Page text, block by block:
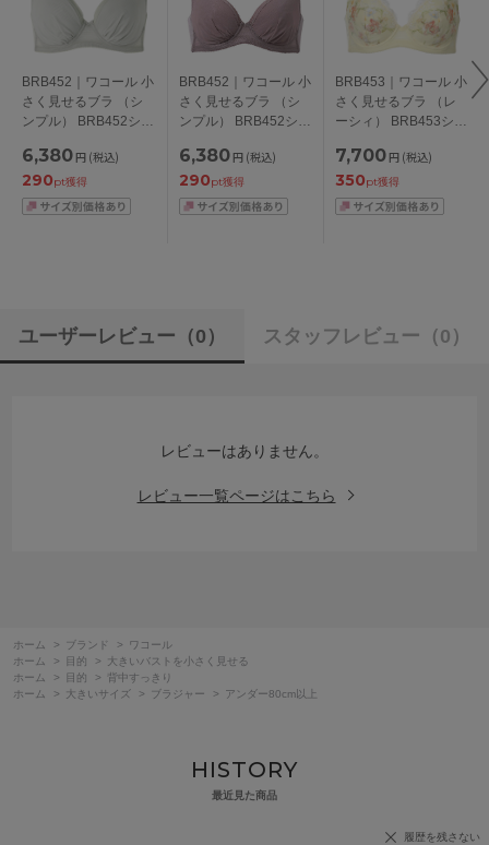
BRB452｜ワコール 小
さく見せるブラ （シ
ンプル） BRB452シリ
DEFGHカップ アンダ
ー
65/70/75/80/85/90/95/
100cm
6,380 円 (税込)
290pt獲得
BRB452｜ワコール 小
さく見せるブラ （シ
ンプル） BRB452シリ
DEFGHカップ アンダ
ー
65/70/75/80/85/90/95/
100cm
6,380 円 (税込)
290pt獲得
BRB453｜ワコール 小
さく見せるブラ （レ
ーシィ） BRB453シリ
DEFGHカップ アンダ
ー70/75/80/85/90cm
7,700 円 (税込)
350pt獲得
ユーザーレビュー （0） スタッフレビュー （0）
レビューはありません。
レビュー一覧ページはこちら
ホーム > ブランド >
ワコール
ホーム
> 目的 >
大きいバストを小さく見せる
ホーム
> 目的 >
背中すっきり
ホーム
> 大きいサイズ > ブラジャー > アンダー80cm以上
HISTORY
最近見た商品
履歴を残さない